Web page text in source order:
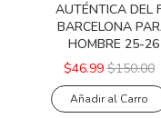
AUTÉNTICA DEL
BARCELONA
HOMBRE 25-26
$46.99 $150.00
Añadir al Carro